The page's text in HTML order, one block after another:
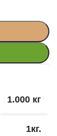
1.000 кг
1кг.